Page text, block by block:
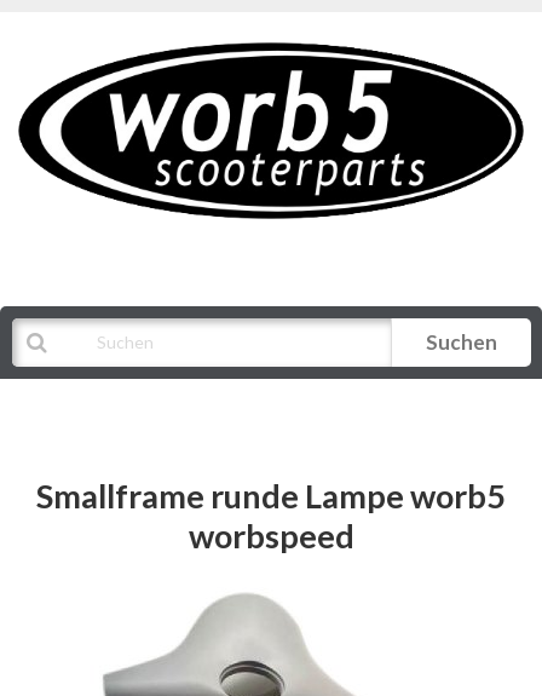
Suchen
Smallframe runde Lampe worb5
worbspeed